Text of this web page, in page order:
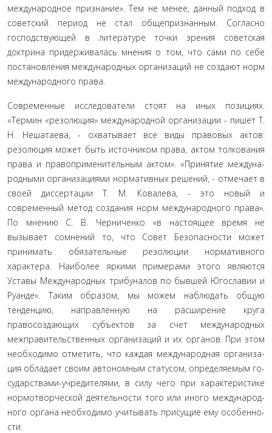
международное признание». Тем не менее, данный подход в
советский период не стал общепризнанным. Согласно
господ­ствующей в литературе точки зрения советская
доктрина при­держивалась мнения о том, что сами по себе
постановления международных организаций не создают норм
международ­ного права.
Современные исследователи стоят на иных позициях.
«Термин «резолюция» международной организации - пи­шет Т.
Н. Нешатаева, - охватывает все виды правовых актов:
резолюция может быть источником права, актом толкования
права и правоприменительным актом». «Принятие междуна­
родными организациями нормативных решений, - отмечает в
своей диссертации Т. М. Ковалева, - это новый и
современный метод создания норм международного права».
По мнению С. В. Черниченко «в настоящее время не
вызывает сомнений то, что Совет Безопасности может
принимать обязательные резолюции нормативного
характера. Наиболее яркими при­мерами этого являются
Уставы Международных трибуналов по бывшей Югославии и
Руанде». Таким образом, мы можем наблюдать общую
тенденцию, направленную на расшире­ние круга
правосоздающих субъектов за счет международных
межправительственных организаций и их органов. При этом
необходимо отметить, что каждая международная организа­
ция обладает своим автономным статусом, определяемым го-
сударствами-учредителями, в силу чего при характеристике
нормотворческой деятельности того или иного международ­
ного органа необходимо учитывать присущие ему особенно­
сти.